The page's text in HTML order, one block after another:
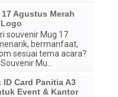
Agustus Merah
souvenir Mug 17
bermanfaat,
sesuai tema acara?
Mu...
Card Panitia A3
Event & Kantor